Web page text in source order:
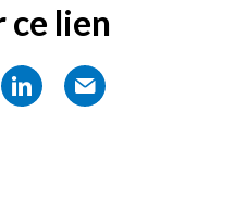
ce lien